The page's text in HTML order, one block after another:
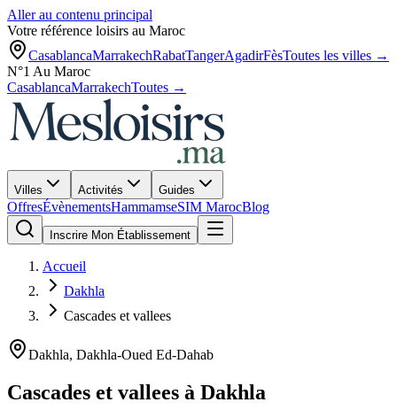
Aller au contenu principal
Votre référence loisirs au Maroc
CasablancaMarrakechRabatTangerAgadirFèsToutes les villes →
N°1 Au Maroc
CasablancaMarrakechToutes →
Villes Activités Guides
OffresÉvènementsHammamseSIM MarocBlog
Inscrire Mon Établissement
Accueil
Dakhla
Cascades et vallees
Dakhla, Dakhla-Oued Ed-Dahab
Cascades et vallees à Dakhla